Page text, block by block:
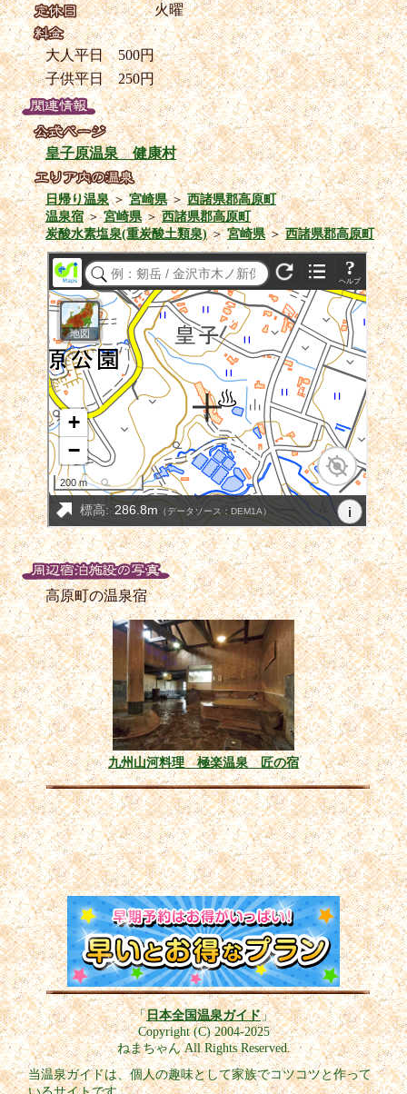
火曜
大人平日 500円
子供平日 250円
皇子原温泉 健康村
日帰り温泉＞宮崎県＞西諸県郡高原町
温泉宿＞宮崎県＞西諸県郡高原町
炭酸水素塩泉(重炭酸土類泉)＞宮崎県＞西諸県郡高原町
高原町の温泉宿
九州山河料理 極楽温泉 匠の宿
「日本全国温泉ガイド」
Copyright (C) 2004-2025
ねまちゃん All Rights Reserved.
当温泉ガイドは、個人の趣味として家族でコツコツと作って